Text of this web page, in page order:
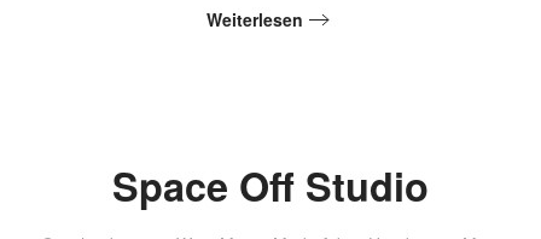
Weiterlesen
Space Off Studio